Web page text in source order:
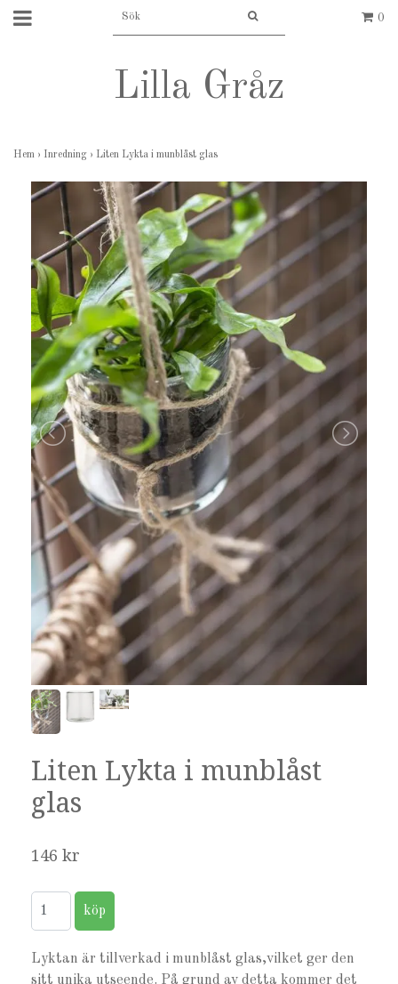
0
Lilla Gråz
Hem › Inredning › Liten Lykta i munblåst glas
Liten Lykta i munblåst
glas
146 kr
Lyktan är tillverkad i munblåst glas,vilket ger den
sitt unika utseende. På grund av detta kommer det